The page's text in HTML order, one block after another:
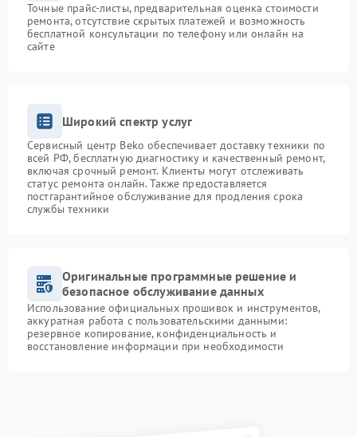
Точные прайс-листы, предварительная оценка стоимости
ремонта, отсутствие скрытых платежей и возможность
бесплатной консультации по телефону или онлайн на
сайте
Широкий спектр услуг
Сервисный центр Beko обеспечивает доставку техники по
всей РФ, бесплатную диагностику и качественный ремонт,
включая срочный ремонт. Клиенты могут отслеживать
статус ремонта онлайн. Также предоставляется
постгарантийное обслуживание для продления срока
службы техники
Оригинальные программные решение и
безопасное обслуживание данных
Использование официальных прошивок и инструментов,
аккуратная работа с пользовательскими данными:
резервное копирование, конфиденциальность и
восстановление информации при необходимости